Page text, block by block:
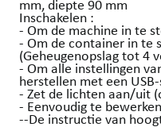
mm, diepte 90 mm
Inschakelen :
- Om de machine in te
- Om de container in te
(Geheugenopslag tot 4
- Om alle instellingen
herstellen met een
- Zet de lichten aan/uit
- Eenvoudig te
--De instructie van